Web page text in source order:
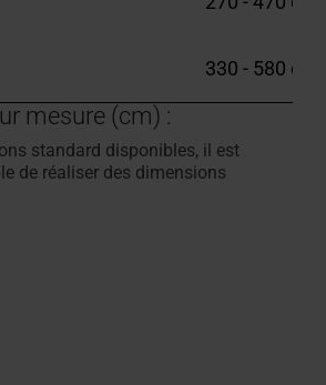
330 - 580 cm
mesure (cm) :
standard disponibles, il est
de réaliser des dimensions